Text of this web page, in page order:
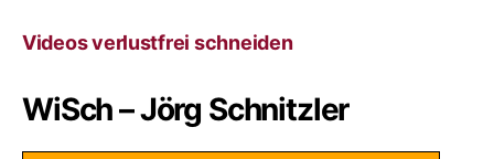
Videos verlustfrei schneiden
WiSch – Jörg Schnitzler